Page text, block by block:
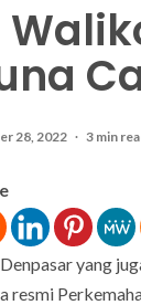
28, 2022 3 min
yang
resmi